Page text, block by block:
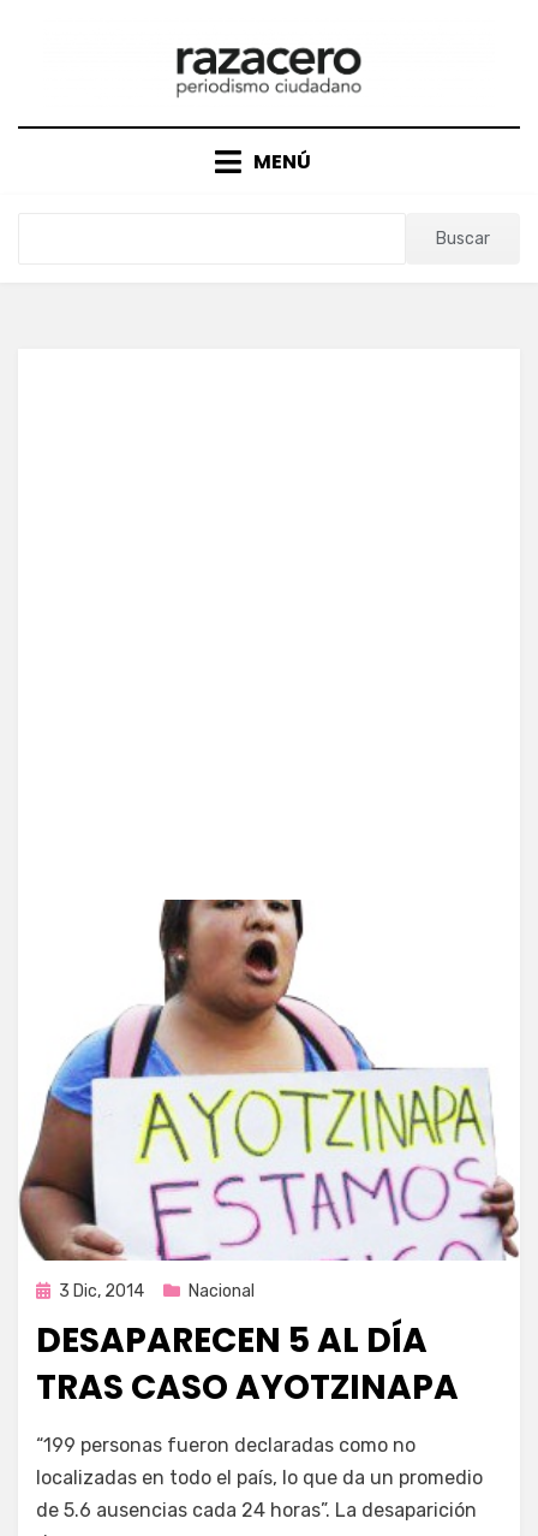
MENÚ
Buscar
Publicada
3 Dic, 2014 Nacional
DESAPARECEN 5 AL DÍA
TRAS CASO AYOTZINAPA
por
“199 personas fueron declaradas como no
localizadas en todo el país, lo que da un promedio
de 5.6 ausencias cada 24 horas”. La desaparición